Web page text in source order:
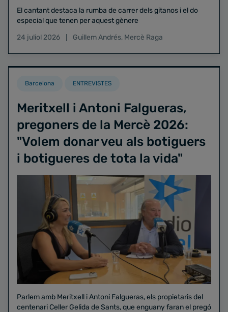
El cantant destaca la rumba de carrer dels gitanos i el do
especial que tenen per aquest gènere
24 juliol 2026
Guillem Andrés, Mercè Raga
Barcelona ENTREVISTES
Meritxell i Antoni Falgueras,
pregoners de la Mercè 2026:
"Volem donar veu als botiguers
i botigueres de tota la vida"
Parlem amb Meritxell i Antoni Falgueras, els propietaris del
centenari Celler Gelida de Sants, que enguany faran el pregó